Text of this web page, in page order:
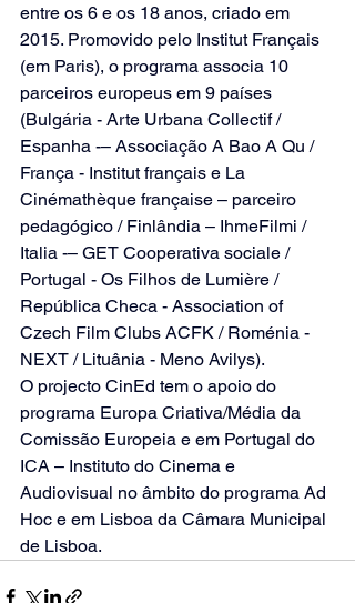
entre os 6 e os 18 anos, criado em
2015. Promovido pelo Institut Français
(em Paris), o programa associa 10
parceiros europeus em 9 países
(Bulgária - Arte Urbana Collectif /
Espanha -– Associação A Bao A Qu /
França - Institut français e La
Cinémathèque française – parceiro
pedagógico / Finlândia – IhmeFilmi /
Italia -– GET Cooperativa sociale /
Portugal - Os Filhos de Lumière /
República Checa - Association of
Czech Film Clubs ACFK / Roménia -
NEXT / Lituânia - Meno Avilys).
O projecto CinEd tem o apoio do
programa Europa Criativa/Média da
Comissão Europeia e em Portugal do
ICA – Instituto do Cinema e
Audiovisual no âmbito do programa Ad
Hoc e em Lisboa da Câmara Municipal
de Lisboa.